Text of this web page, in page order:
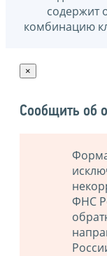
содержит
комбинацию
×
Сообщить об
ФНС